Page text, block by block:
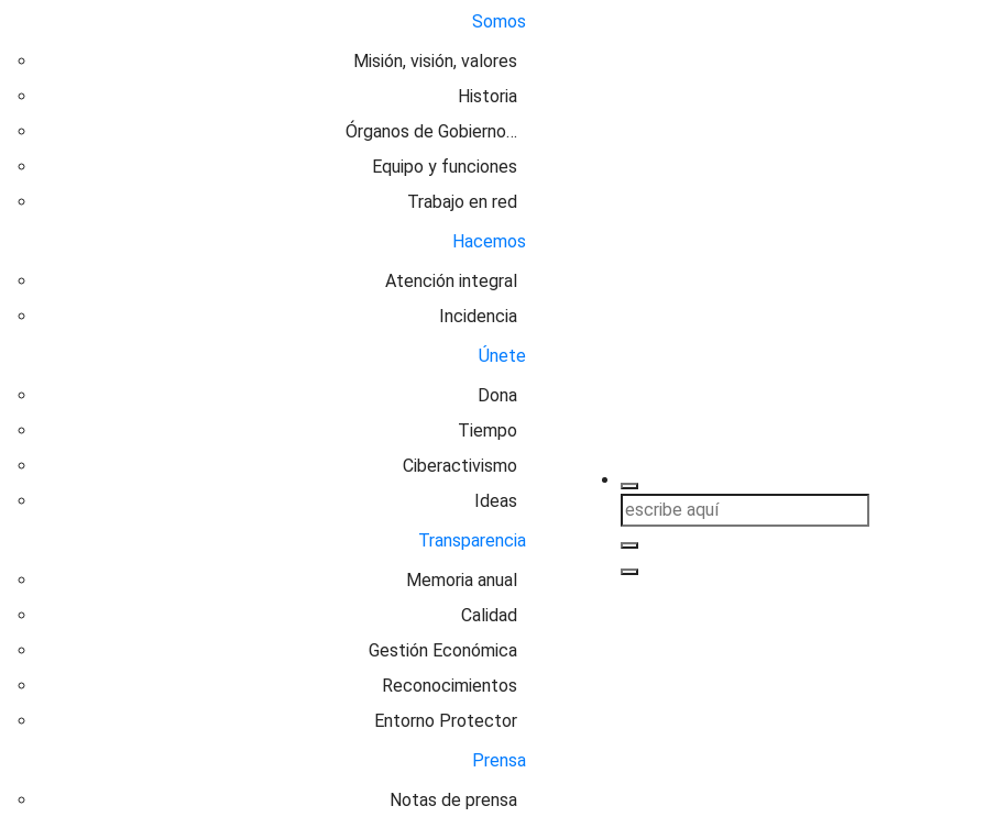
Somos
Misión, visión, valores
Historia
Órganos de Gobierno…
Equipo y funciones
Trabajo en red
Hacemos
Atención integral
Incidencia
Únete
Dona
Tiempo
Ciberactivismo
Ideas
Transparencia
Memoria anual
Calidad
Gestión Económica
Reconocimientos
Entorno Protector
Prensa
Notas de prensa